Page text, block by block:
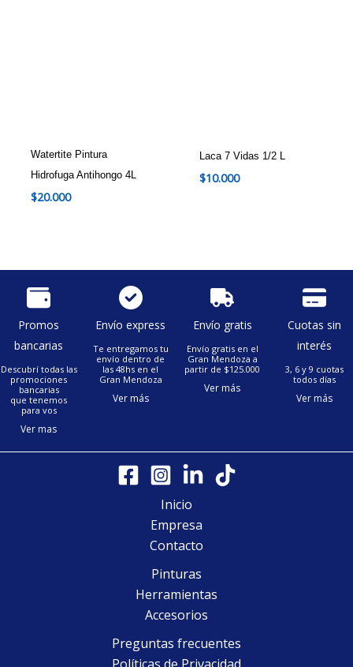
Watertite Pintura
Hidrofuga Antihongo 4L
$20.000
Laca 7 Vidas 1/2 L
$10.000
Promos
bancarias
Descubrí todas las
promociones
bancarias
que tenemos
para vos
Ver mas
Envío express
Te entregamos tu
envío dentro de
las 48hs en el
Gran Mendoza
Ver más
Envío gratis
Envío gratis en el
Gran Mendoza a
partir de $125.000
Ver más
Cuotas sin
interés
3, 6 y 9 cuotas
todos días
Ver más
Inicio
Empresa
Contacto
Pinturas
Herramientas
Accesorios
Preguntas frecuentes